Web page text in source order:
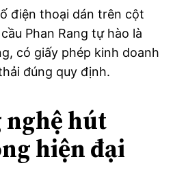
điện thoại dán trên cột
Phan Rang tự hào là
có giấy phép kinh doanh
đúng quy định.
nghệ hút
hiện đại